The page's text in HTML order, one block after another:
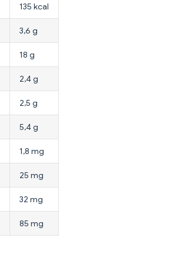
135 kcal
3,6 g
18 g
2,4 g
2,5 g
5,4 g
1,8 mg
25 mg
32 mg
85 mg